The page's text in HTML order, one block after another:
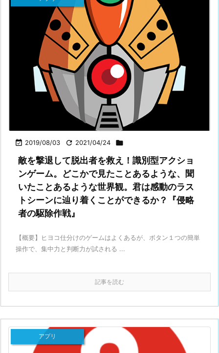
 2019/08/03  2021/04/24 
敵を撃退して脱出者を救え！識別型アクショ
ンゲーム。どこかで見たことあるような、聞
いたことあるような世界観。君は感動のラス
トシーンに辿り着くことができるか？『侵略
者の駆除作戦』
【概要】ヒヨコ仕分けのゲームはよくあるが、ボタン１つの簡単
操作で、集中力と判断力が試される ...
記事を読む
アプリ